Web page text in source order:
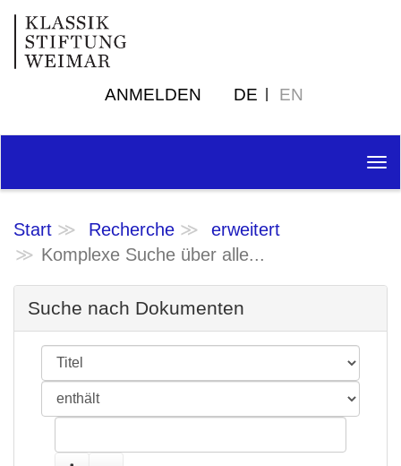
ANMELDEN DE EN
Start Recherche
erweitert
Komplexe Suche über alle...
Suche nach Dokumenten